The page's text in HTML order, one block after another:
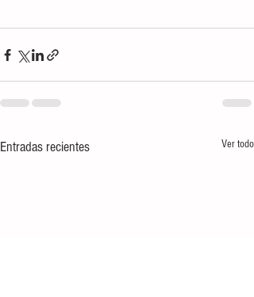
Entradas recientes Ver todo